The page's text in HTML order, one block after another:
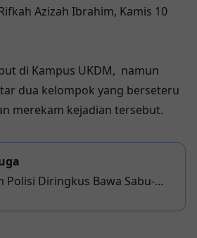
Azizah Ibrahim, Kamis 10
di Kampus UKDM, namun
dua kelompok yang berseteru
merekam kejadian tersebut.
Polisi Diringkus Bawa Sabu-